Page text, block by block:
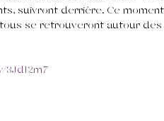
suivront derrière. Ce moment
se retrouveront autour
3Jd12m7